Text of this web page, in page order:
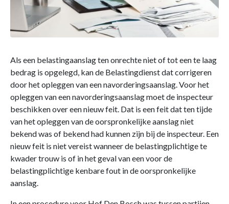
Als een belastingaanslag ten onrechte niet of tot een te laag
bedrag is opgelegd, kan de Belastingdienst dat corrigeren
door het opleggen van een navorderingsaanslag. Voor het
opleggen van een navorderingsaanslag moet de inspecteur
beschikken over een nieuw feit. Dat is een feit dat ten tijde
van het opleggen van de oorspronkelijke aanslag niet
bekend was of bekend had kunnen zijn bij de inspecteur. Een
nieuw feit is niet vereist wanneer de belastingplichtige te
kwader trouw is of in het geval van een voor de
belastingplichtige kenbare fout in de oorspronkelijke
aanslag.